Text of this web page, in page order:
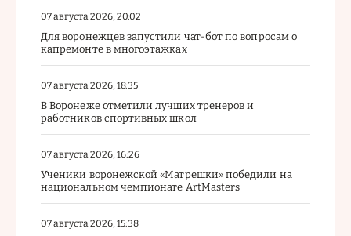
07 августа 2026, 20:02
Для воронежцев запустили чат-бот по вопросам о
капремонте в многоэтажках
07 августа 2026, 18:35
В Воронеже отметили лучших тренеров и
работников спортивных школ
07 августа 2026, 16:26
Ученики воронежской «Матрешки» победили на
национальном чемпионате ArtMasters
07 августа 2026, 15:38